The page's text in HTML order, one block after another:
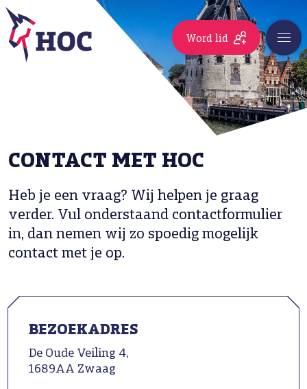
Word lid
CONTACT MET HOC
Heb je een vraag? Wij helpen je graag
verder. Vul onderstaand contactformulier
in, dan nemen wij zo spoedig mogelijk
contact met je op.
BEZOEKADRES
De Oude Veiling 4,
1689AA Zwaag